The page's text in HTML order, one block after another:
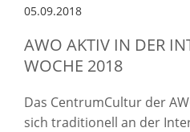
05.09.2018
AWO AKTIV IN DER
WOCHE 2018
Das CentrumCultur der
sich traditionell an der